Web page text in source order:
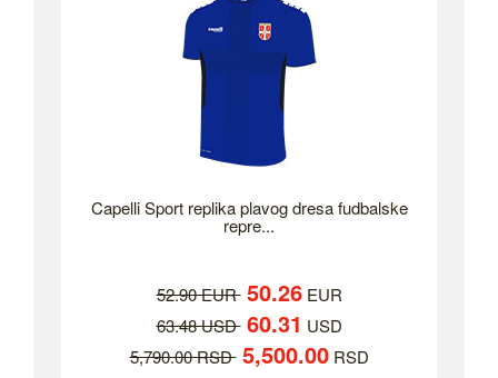
Capelli Sport replika plavog dresa fudbalske
repre...
52.90 EUR 50.26EUR
63.48 USD 60.31 USD
5,790.00 RSD 5,500.00RSD